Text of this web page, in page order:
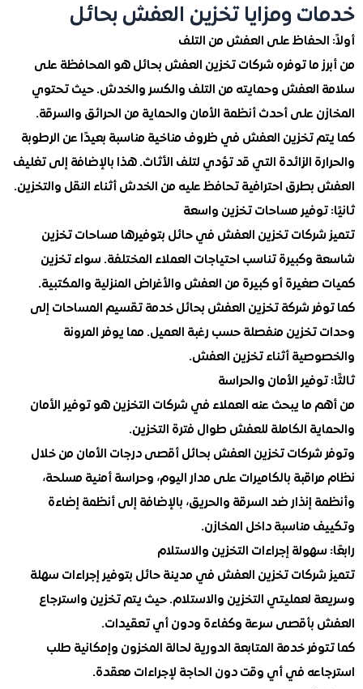
ومزايا تخزين العفش بحائل
على العفش من التلف
ما توفره شركات تخزين العفش بحائل هو المحافظة على
العفش وحمايته من التلف والكسر والخدش. حيث تحتوي
على أحدث أنظمة الأمان والحماية من الحرائق والسرقة.
تخزين العفش في ظروف مناخية مناسبة بعيدًا عن الرطوبة
الزائدة التي قد تؤدي لتلف الأثاث. هذا بالإضافة إلى تغليف
احترافية تحافظ عليه من الخدش أثناء النقل والتخزين.
مساحات تخزين واسعة
تخزين العفش في حائل بتوفيرها مساحات تخزين
تناسب احتياجات العملاء المختلفة. سواء تخزين
أو كبيرة من العفش والأغراض المنزلية والمكتبية.
شركة تخزين العفش بحائل خدمة تقسيم المساحات إلى
منفصلة حسب رغبة العميل. مما يوفر المرونة
أثناء تخزين العفش.
الأمان والحراسة
ما يبحث عنه العملاء في شركات التخزين هو توفير الأمان
الكاملة للعفش طوال فترة التخزين.
تخزين العفش بحائل أقصى درجات الأمان من خلال
بالكاميرات على مدار اليوم، وحراسة أمنية مسلحة،
إنذار ضد السرقة والحريق، بالإضافة إلى أنظمة إضاءة
مناسبة داخل المخازن.
إجراءات التخزين والاستلام
تخزين العفش في مدينة حائل بتوفير إجراءات سهلة
لعمليتي التخزين والاستلام. حيث يتم تخزين واسترجاع
بأقصى سرعة وكفاءة ودون أي تعقيدات.
خدمة المتابعة الدورية لحالة المخزون وإمكانية طلب
في أي وقت دون الحاجة لإجراءات معقدة.